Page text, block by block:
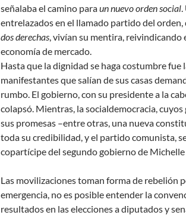
señalaba el camino paraun nuevo orden social.
entrelazados en el llamado partido del
dos derechas, vivían su mentira, reivindicando
economía de mercado.
Hasta que la dignidad se haga costumbrefue
manifestantes que salían de sus casas
rumbo. El gobierno, con su presidente a la
colapsó. Mientras, la socialdemocracia,
sus promesas –entre otras, una nueva
toda su credibilidad, y el partido comunista,
copartícipe del segundo gobierno de
Las movilizaciones toman forma de rebelión
emergencia, no es posible entender la
resultados en las elecciones a diputados y